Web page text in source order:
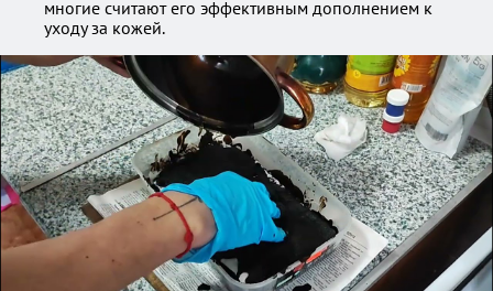
многие считают его эффективным дополнением к
уходу за кожей.